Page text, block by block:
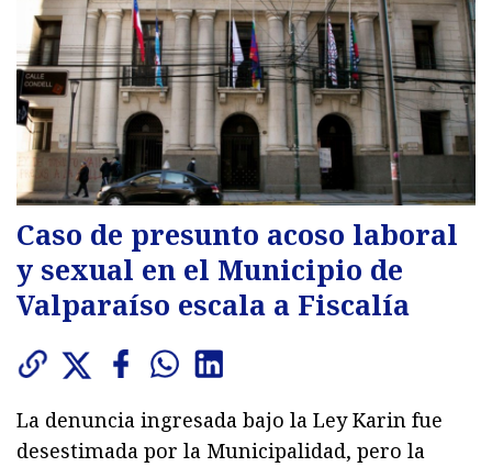
Caso de presunto acoso laboral
y sexual en el Municipio de
Valparaíso escala a Fiscalía
La denuncia ingresada bajo la Ley Karin fue
desestimada por la Municipalidad, pero la